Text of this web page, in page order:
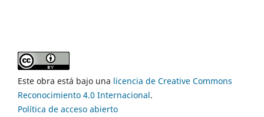
Este obra está bajo una licencia de Creative Commons
Reconocimiento 4.0 Internacional.
Política de acceso abierto